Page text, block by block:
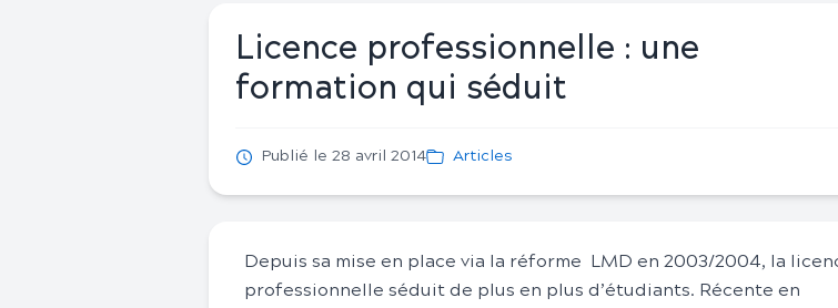
Licence professionnelle : une
formation qui séduit
Publié le 28 avril 2014 Articles
Depuis sa mise en place via la réforme LMD en 2003/2004, la
professionnelle séduit de plus en plus d’étudiants. Récente en